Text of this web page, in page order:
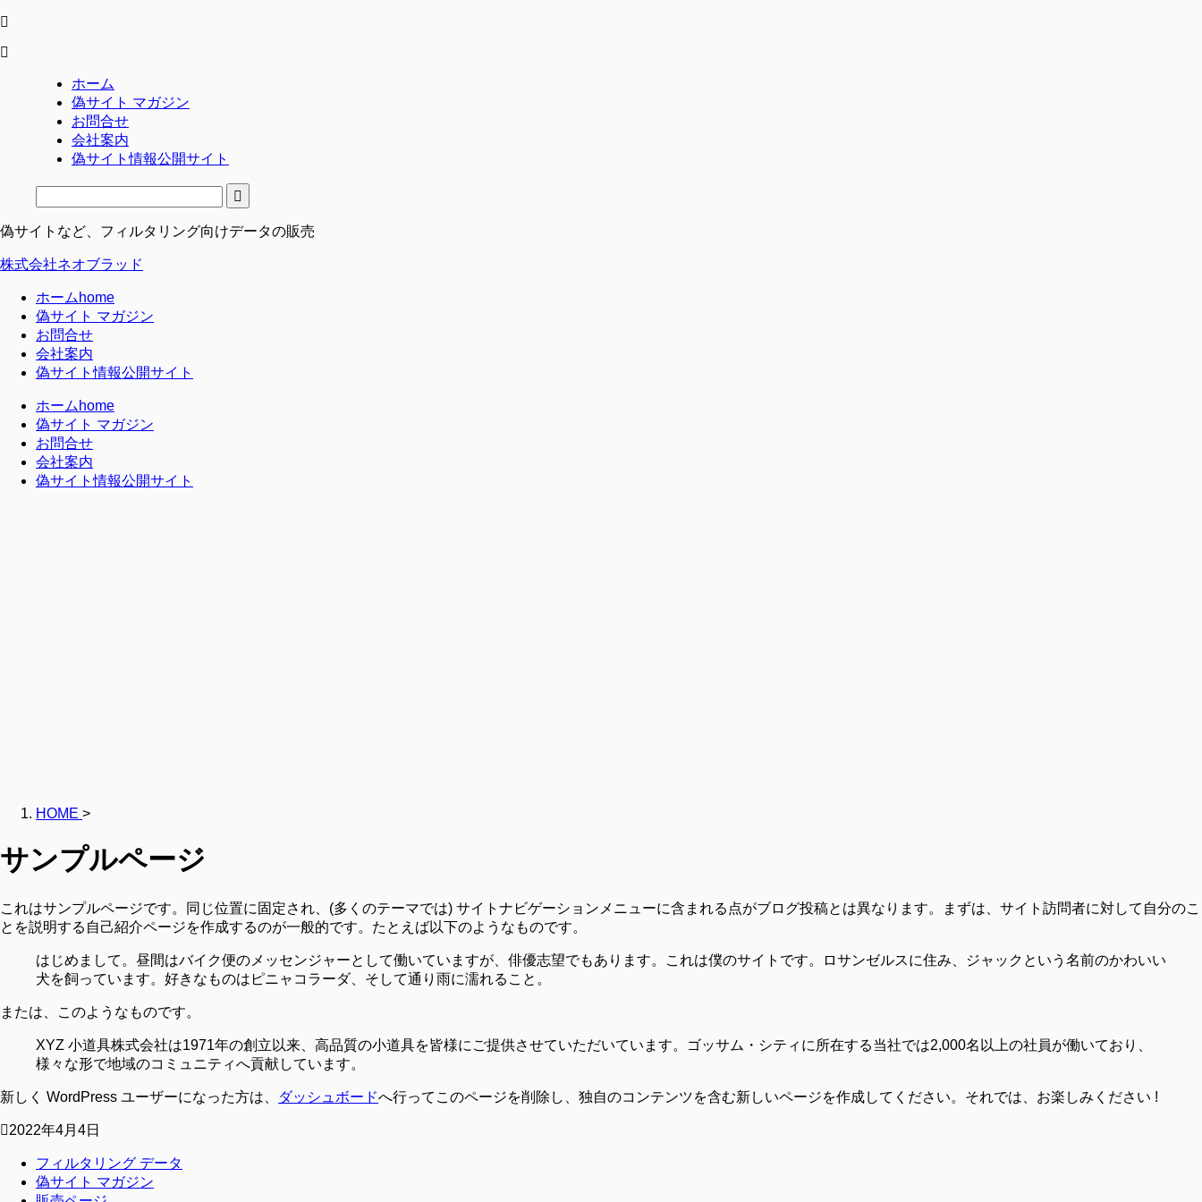
ホーム
偽サイト マガジン
お問合せ
会社案内
偽サイト情報公開サイト
偽サイトなど、フィルタリング向けデータの販売
株式会社ネオブラッド
ホーム home
偽サイト マガジン
お問合せ
会社案内
偽サイト情報公開サイト
ホーム home
偽サイト マガジン
お問合せ
会社案内
偽サイト情報公開サイト
HOME >
サンプルページ
これはサンプルページです。同じ位置に固定され、(多くのテーマでは) サイトナビゲーションメニューに含まれる点がブログ投稿とは異なります。まずは、サイト訪問者に対して自分のこ
とを説明する自己紹介ページを作成するのが一般的です。たとえば以下のようなものです。
はじめまして。昼間はバイク便のメッセンジャーとして働いていますが、俳優志望でもあります。これは僕のサイトです。ロサンゼルスに住み、ジャックという名前のかわいい
犬を飼っています。好きなものはピニャコラーダ、そして通り雨に濡れること。
または、このようなものです。
XYZ 小道具株式会社は1971年の創立以来、高品質の小道具を皆様にご提供させていただいています。ゴッサム・シティに所在する当社では2,000名以上の社員が働いており、
様々な形で地域のコミュニティへ貢献しています。
新しく WordPress ユーザーになった方は、 ダッシュボードへ行ってこのページを削除し、独自のコンテンツを含む新しいページを作成してください。それでは、お楽しみください !
2022年4月4日
フィルタリング データ
偽サイト マガジン